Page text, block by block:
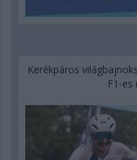
Kerékpáros
F1-es